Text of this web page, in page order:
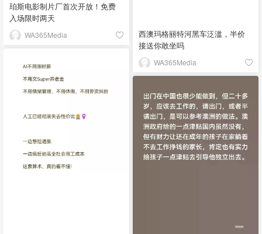
西澳玛格丽特河黑车泛滥，半价
接送你敢坐吗
WA365Media
珀斯电影制片厂首次开放！免费
入场限时两天
WA365Media